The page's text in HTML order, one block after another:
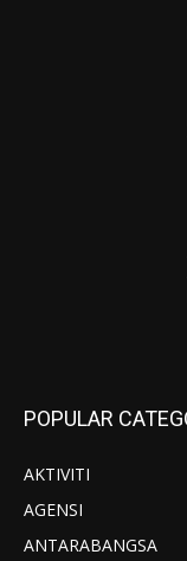
POPULAR
AKTIVITI
AGENSI
ANTARABANGSA